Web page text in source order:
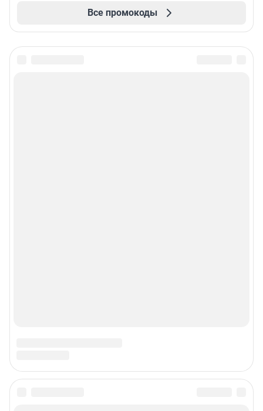
Все промокоды